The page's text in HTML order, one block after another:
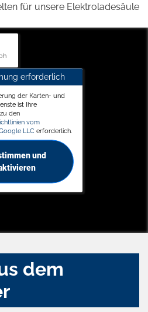
für unsere Elektroladesäule
erforderlich
der Karten- und
ist Ihre
den
vom
LLC erforderlich.
und
dem